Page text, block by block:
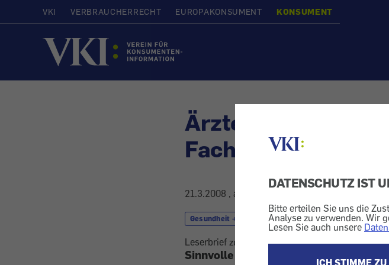
DATENSCHUTZ IST
Bitte erteilen Sie uns die
Analyse zu verwenden. Wir
Lesen Sie auch unsere
ICH STIMME ZU
VKI VERBRAUCHERRECHT EUROPAKONSUMENT KONSUMENT
Startseite
Ärzte-Test:
Facharztterminen
21.3.2008 , aktualisiert am
Gesundheit + Kosmetik Krankenkasse
Leserbrief zu Konsument 2/2008.
Sinnvolle Vorgehensweise